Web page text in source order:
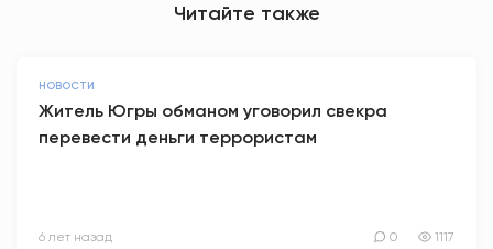
Читайте также
НОВОСТИ
Житель Югры обманом уговорил свекра
перевести деньги террористам
6 лет назад 0 1117